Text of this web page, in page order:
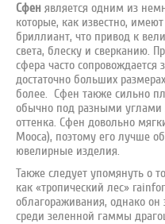
Сфен является одним из
которые, как известно,
бриллиант, что привод к
света, блеску и сверканию.
сфера часто
достаточно больших
более. Сфен также сильно
обычно под разными углами
оттенка. Сфен довольно
Мооса), поэтому его лучше
ювелирные изделия.
Также следует упомянуть о
как «тропический лес»
облагораживания, однако он
среди зеленной гаммы